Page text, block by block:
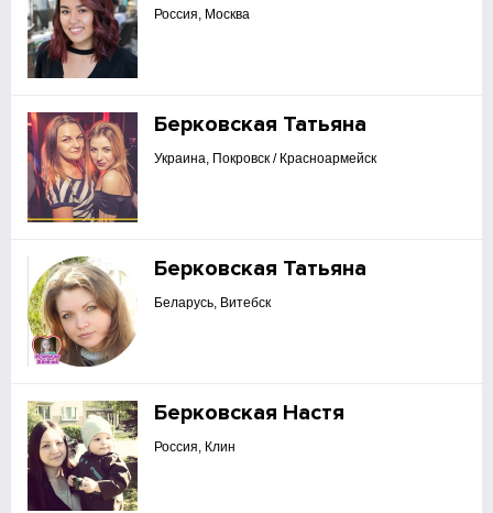
Россия, Москва
Берковская Татьяна
Украина, Покровск / Красноармейск
Берковская Татьяна
Беларусь, Витебск
Берковская Настя
Россия, Клин